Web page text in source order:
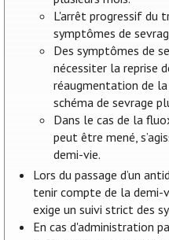
L'arrêt progressif du
symptômes de
Des symptômes de
nécessiter la reprise
réaugmentation de
schéma de sevrage
Dans le cas de la
peut être mené,
demi-vie.
Lors du passage d’un
tenir compte de la demi-
exige un suivi strict des
En cas d'administration